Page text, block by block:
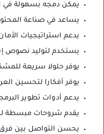
يمكن دمجه بسهولة في
يساعد في صناعة
يدعم استراتيجيات
يستخدم لتوليد نصوص
يوفر حلولا سريعة
يوفر أفكارا لتحسين
يدعم أدوات تطوير
يقدم شروحات مبسطة
يحسن التواصل بين